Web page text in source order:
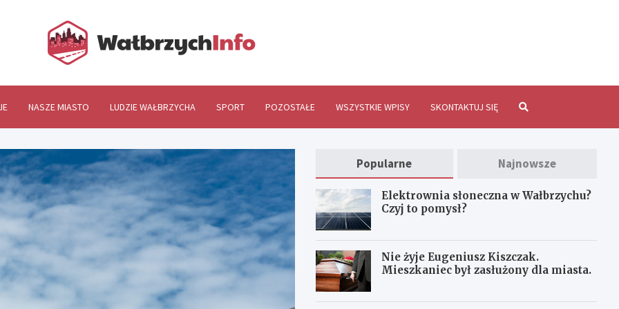
NASZE MIASTO LUDZIE WAŁBRZYCHA SPORT POZOSTAŁE WSZYSTKIE WPISY SKONTAKTUJ SIĘ
Popularne Najnowsze
Elektrownia słoneczna w Wałbrzychu?
Czyj to pomysł?
Nie żyje Eugeniusz Kiszczak.
Mieszkaniec był zasłużony dla miasta.